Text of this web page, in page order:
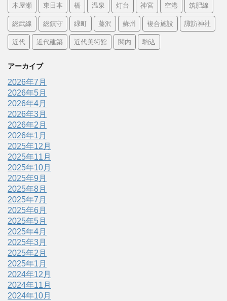
木屋瀬 東日本 橋 温泉 灯台 神宮 空港 筑肥線
総武線 総鎮守 緑町 藤沢 蘇州 複合施設 諏訪神社
近代 近代建築 近代美術館 関内 駒込
アーカイブ
2026年7月
2026年5月
2026年4月
2026年3月
2026年2月
2026年1月
2025年12月
2025年11月
2025年10月
2025年9月
2025年8月
2025年7月
2025年6月
2025年5月
2025年4月
2025年3月
2025年2月
2025年1月
2024年12月
2024年11月
2024年10月